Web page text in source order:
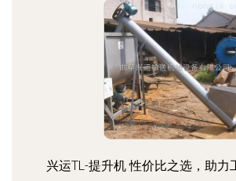
兴运TL-提升机 性价比之选，助力